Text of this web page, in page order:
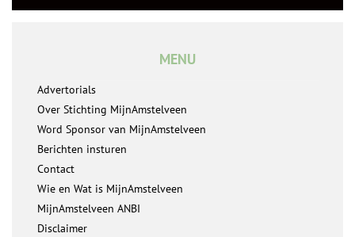
MENU
Advertorials
Over Stichting MijnAmstelveen
Word Sponsor van MijnAmstelveen
Berichten insturen
Contact
Wie en Wat is MijnAmstelveen
MijnAmstelveen ANBI
Disclaimer